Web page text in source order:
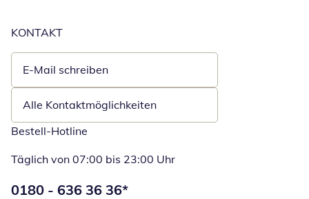
KONTAKT
E-Mail schreiben
Öffnet E-Mail-Client
Alle Kontaktmöglichkeiten
Bestell-Hotline
Täglich von 07:00 bis 23:00 Uhr
Telefonnummer:
0180 - 636 36 36*